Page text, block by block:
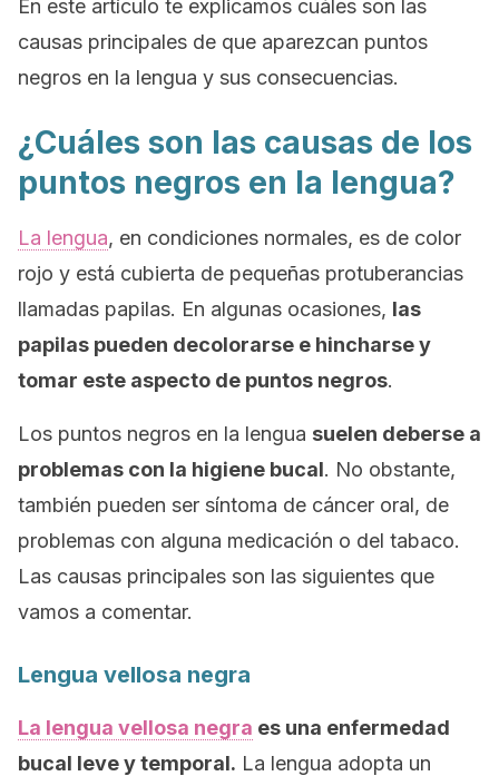
En este artículo te explicamos cuáles son las
causas principales de que aparezcan puntos
negros en la lengua y sus consecuencias.
¿Cuáles son las causas de los
puntos negros en la lengua?
La lengua, en condiciones normales, es de color
rojo y está cubierta de pequeñas protuberancias
llamadas papilas. En algunas ocasiones, las
papilas pueden decolorarse e hincharse y
tomar este aspecto de puntos negros.
Los puntos negros en la lengua suelen deberse a
problemas con la higiene bucal. No obstante,
también pueden ser síntoma de cáncer oral, de
problemas con alguna medicación o del tabaco.
Las causas principales son las siguientes que
vamos a comentar.
Lengua vellosa negra
La lengua vellosa negra es una enfermedad
bucal leve y temporal. La lengua adopta un